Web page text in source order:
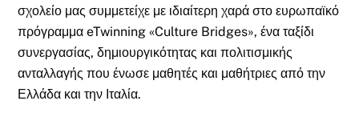
σχολείο μας συμμετείχε με ιδιαίτερη χαρά στο ευρωπαϊκό
πρόγραμμα eTwinning «Culture Bridges», ένα ταξίδι
συνεργασίας, δημιουργικότητας και πολιτισμικής
ανταλλαγής που ένωσε μαθητές και μαθήτριες από την
Ελλάδα και την Ιταλία.